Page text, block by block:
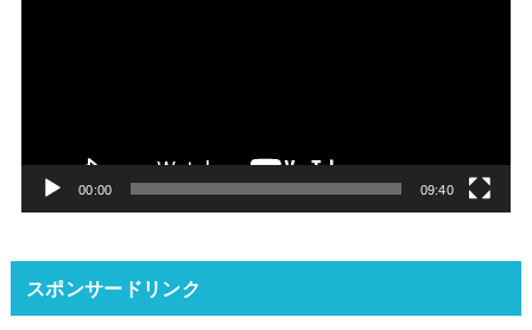
00:00 09:40
スポンサードリンク